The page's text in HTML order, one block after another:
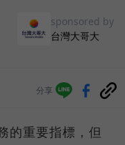
sponsored by
台灣大哥大
分享
的重要指標，但